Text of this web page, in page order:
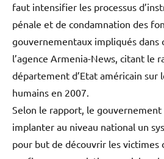
faut intensifier les processus
pénale et de condamnation des
gouvernementaux impliqués dans
l’agence Armenia-News, citant le
département d’Etat américain sur
humains en 2007.
Selon le rapport, le
implanter au niveau national un
pour but de découvrir les victimes